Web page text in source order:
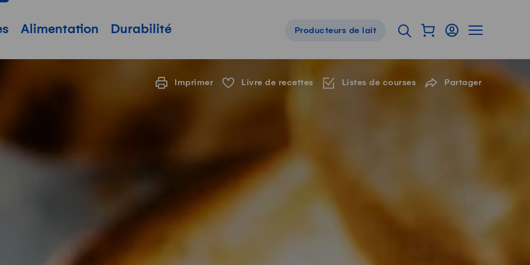
Alimentation Durabilité
Navigation de pied de page
Producteurs de lait Ouvrir l'onglet de
Afficher mon panier
ConnexionAfficher la
Imprimer Livre de recettes Listes de courses Partager